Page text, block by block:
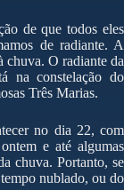
de que todos eles
de radiante. A
chuva. O radiante da
na constelação do
Três Marias.
no dia 22, com
e até algumas
chuva. Portanto, se
nublado, ou do